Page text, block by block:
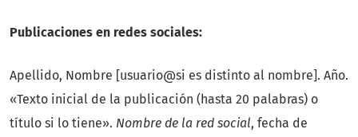
Publicaciones en redes sociales:
Apellido, Nombre [usuario@si es distinto al nombre]. Año.
«Texto inicial de la publicación (hasta 20 palabras) o
título si lo tiene». Nombre de la red social, fecha de